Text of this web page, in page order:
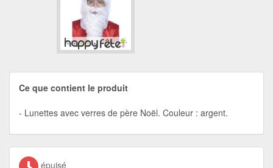
Ce que contient le produit
Lunettes avec verres de père Noël. Couleur : argent.
épuisé